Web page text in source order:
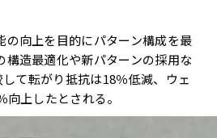
の向上を目的にパターン構成を最
構造最適化や新パターンの採用な
て転がり抵抗は18％低減、ウェ
上したとされる。